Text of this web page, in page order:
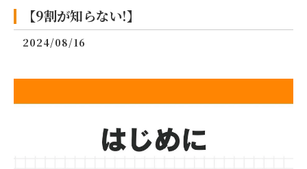
【9割が知らない!】
2024/08/16